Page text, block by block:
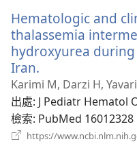
Hematologic and
thalassemia
hydroxyurea
Iran.
啟
新
視
窗）
Karimi M, Darzi H,
出處‎: J Pediatr Hematol
檢索‎: PubMed 16012328
https://